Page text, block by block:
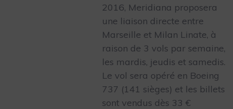
2016, Meridiana proposera
une liaison directe entre
Marseille et Milan Linate, à
raison de 3 vols par semaine,
les mardis, jeudis et samedis.
Le vol sera opéré en Boeing
737 (141 sièges) et les billets
sont vendus dès 33 €